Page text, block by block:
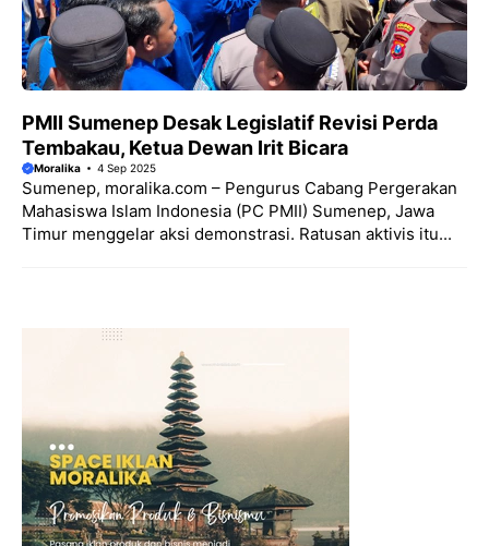
PMII Sumenep Desak Legislatif Revisi Perda
Tembakau, Ketua Dewan Irit Bicara
Moralika 4 Sep 2025
Sumenep, moralika.com – Pengurus Cabang Pergerakan
Mahasiswa Islam Indonesia (PC PMII) Sumenep, Jawa
Timur menggelar aksi demonstrasi. Ratusan aktivis itu...